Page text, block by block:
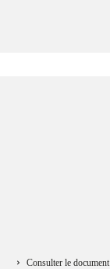
Consulter le document